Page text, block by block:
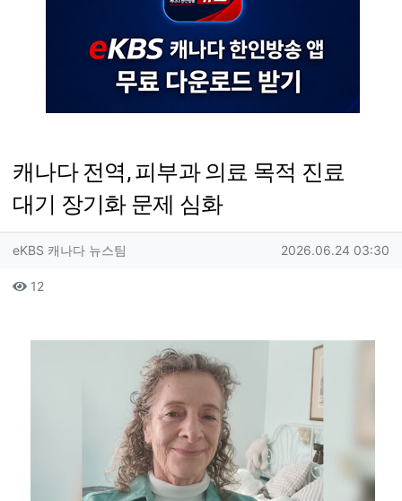
캐나다 전역, 피부과 의료 목적 진료
대기 장기화 문제 심화
작성자 정보
eKBS 캐나다 뉴스팀 작성일
2026.06.24 03:30
컨텐츠 정보
12조회